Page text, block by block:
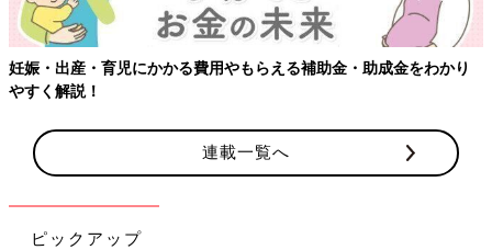
妊娠・出産・育児にかかる費用やもらえる補助金・助成金をわかり
やすく解説！
連載一覧へ
ピックアップ